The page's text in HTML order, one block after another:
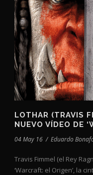
LOTHAR (TRAVIS
NUEVO VÍDEO DE
04 May 16 / Eduardo
Travis Fimmel (el Rey
‘Warcraft: el Origen’, la